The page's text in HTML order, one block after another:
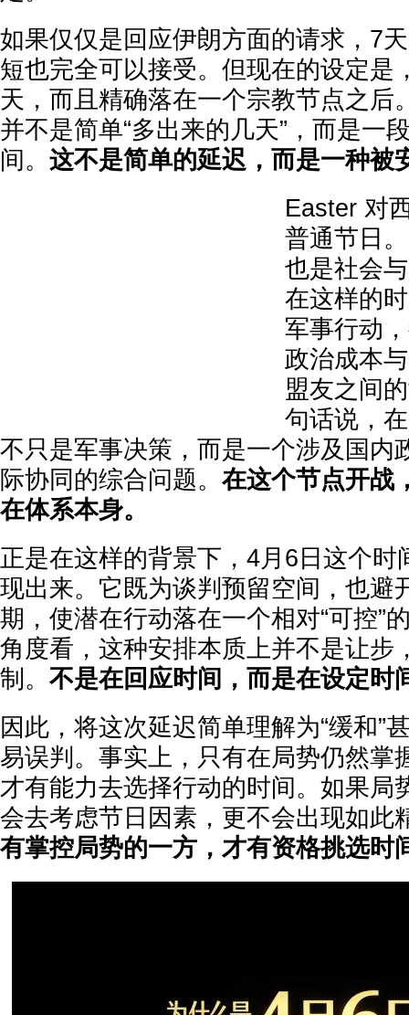
如果仅仅是回应伊朗方面的请求，7
短也完全可以接受。但现在的设定是
天，而且精确落在一个宗教节点之后
并不是简单“多出来的几天”，而是一
间。 这不是简单的延迟，而是一种被
Easter 对
普通节日
也是社会
在这样的
军事行动
政治成本
盟友之间
句话说，
不只是军事决策，而是一个涉及国内
际协同的综合问题。 在这个节点开战
在体系本身。
正是在这样的背景下，4月6日这个时
现出来。它既为谈判预留空间，也避
期，使潜在行动落在一个相对“可控”
角度看，这种安排本质上并不是让步
制。 不是在回应时间，而是在设定时
因此，将这次延迟简单理解为“缓和”
易误判。事实上，只有在局势仍然掌
才有能力去选择行动的时间。如果局
会去考虑节日因素，更不会出现如此
有掌控局势的一方，才有资格挑选时